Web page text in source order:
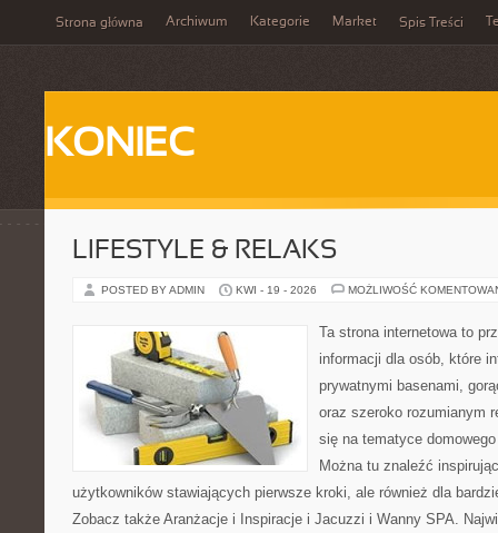
Strona główna Archiwum Kategorie Market Spis Treści
KONIEC
LIFESTYLE & RELAKS
POSTED BY ADMIN KWI - 19 - 2026 MOŻLIWOŚĆ
Ta strona internetowa to
informacji dla osób, które
prywatnymi basenami,
oraz szeroko rozumianym
się na tematyce
Można tu znaleźć
użytkowników stawiających pierwsze kroki, ale również dla
Zobacz także Aranżacje i Inspiracje i Jacuzzi i Wanny SPA.